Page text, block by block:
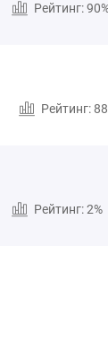
Рейтинг:
Рейтинг:
Рейтинг: 2%